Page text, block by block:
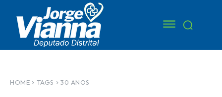
HOME TAGS 30 ANOS